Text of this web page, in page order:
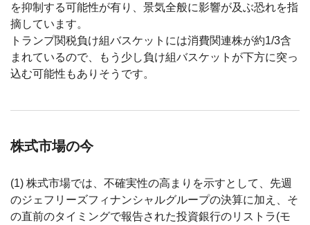
を抑制する可能性が有り、景気全般に影響が及ぶ恐れを指
摘しています。
トランプ関税負け組バスケットには消費関連株が約1/3含
まれているので、もう少し負け組バスケットが下方に突っ
込む可能性もありそうです。
株式市場の今
(1) 株式市場では、不確実性の高まりを示すとして、先週
のジェフリーズフィナンシャルグループの決算に加え、そ
の直前のタイミングで報告された投資銀行のリストラ(モ